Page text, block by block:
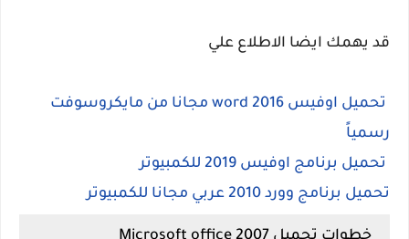
قد يهمك ايضا الاطلاع علي
تحميل اوفيس 2016 word مجانا من مايكروسوفت
رسمياً
تحميل برنامج اوفيس 2019 للكمبيوتر
تحميل برنامج وورد 2010 عربي مجانا للكمبيوتر